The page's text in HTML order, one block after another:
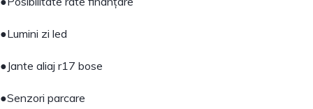
●Lumini zi led
●Jante aliaj r17 bose
●Senzori parcare